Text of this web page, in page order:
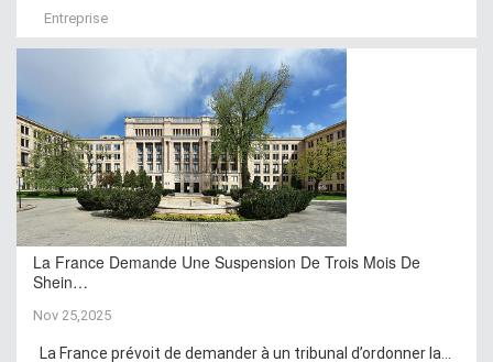
Entreprise
La France Demande Une Suspension De Trois Mois De
Shein…
Nov 25,2025
La France prévoit de demander à un tribunal d’ordonner la...